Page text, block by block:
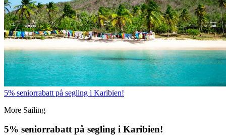
5% seniorrabatt på segling i Karibien!
More Sailing
5% seniorrabatt på segling i Karibien!